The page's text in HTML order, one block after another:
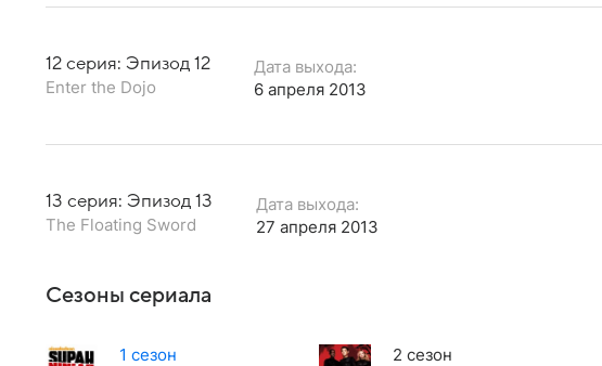
12 серия: Эпизод 12
Enter the Dojo
Дата выхода:
6 апреля 2013
13 серия: Эпизод 13
The Floating Sword
Дата выхода:
27 апреля 2013
Сезоны сериала
1 сезон 2 сезон